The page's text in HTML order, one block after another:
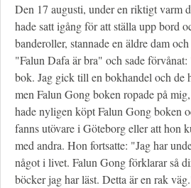
Den 17 augusti, under en riktigt varm
hade satt igång för att ställa upp bord
banderoller, stannade en äldre dam
"Falun Dafa är bra" och sade
bok. Jag gick till en bokhandel och de
men Falun Gong boken ropade på
hade nyligen köpt Falun Gong boken
fanns utövare i Göteborg eller att hon
med andra. Hon fortsatte: "Jag har
något i livet. Falun Gong förklarar så
böcker jag har läst. Detta är en rak